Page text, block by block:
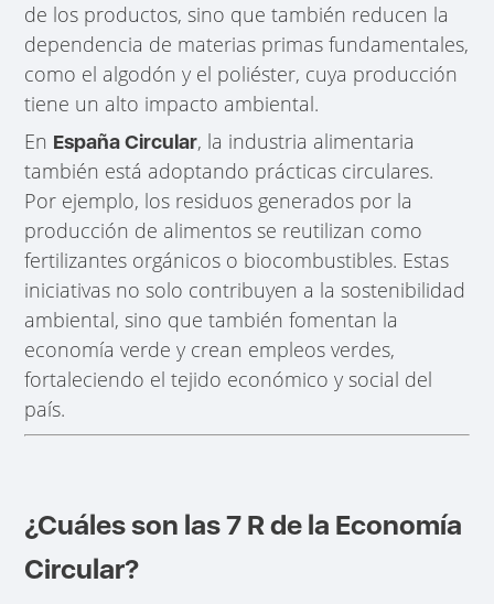
de los productos, sino que también reducen la
dependencia de materias primas fundamentales,
como el algodón y el poliéster, cuya producción
tiene un alto impacto ambiental.
En España Circular, la industria alimentaria
también está adoptando prácticas circulares.
Por ejemplo, los residuos generados por la
producción de alimentos se reutilizan como
fertilizantes orgánicos o biocombustibles. Estas
iniciativas no solo contribuyen a la sostenibilidad
ambiental, sino que también fomentan la
economía verde y crean empleos verdes,
fortaleciendo el tejido económico y social del
país.
¿Cuáles son las 7 R de la Economía
Circular?